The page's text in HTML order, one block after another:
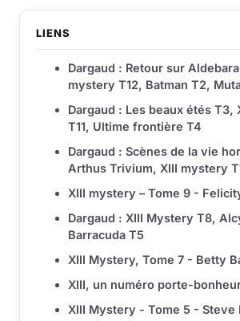
LIENS
Dargaud : Retour sur
mystery T12, Batman T2,
Dargaud : Les beaux étés T3,
T11, Ultime frontière T4
Dargaud : Scènes de la vie
Arthus Trivium, XIII mystery
XIII mystery – Tome 9 -
Dargaud : XIII Mystery T8,
Barracuda T5
XIII Mystery, Tome 7 - Betty
XIII, un numéro porte-
XIII Mystery - Tome 5 - Steve